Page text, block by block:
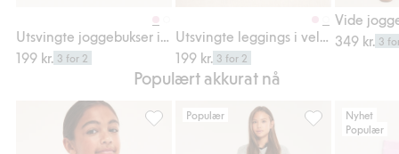
199 kr. 3 for 2
199 kr. 3 for 2
349 kr. 3
Populært akkurat nå
Velourhettegenser med glidelås, Legg til
Populær
Bootcut-jeans
Nyhet
Populær